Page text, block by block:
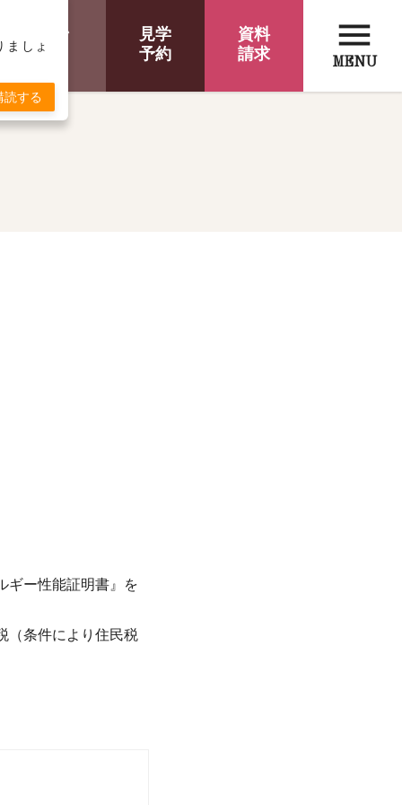
ンライン
相談
見学
予約
資料
請求
menu
MENU
ギー性能証明書』を
（条件により住民税
しょ
読する